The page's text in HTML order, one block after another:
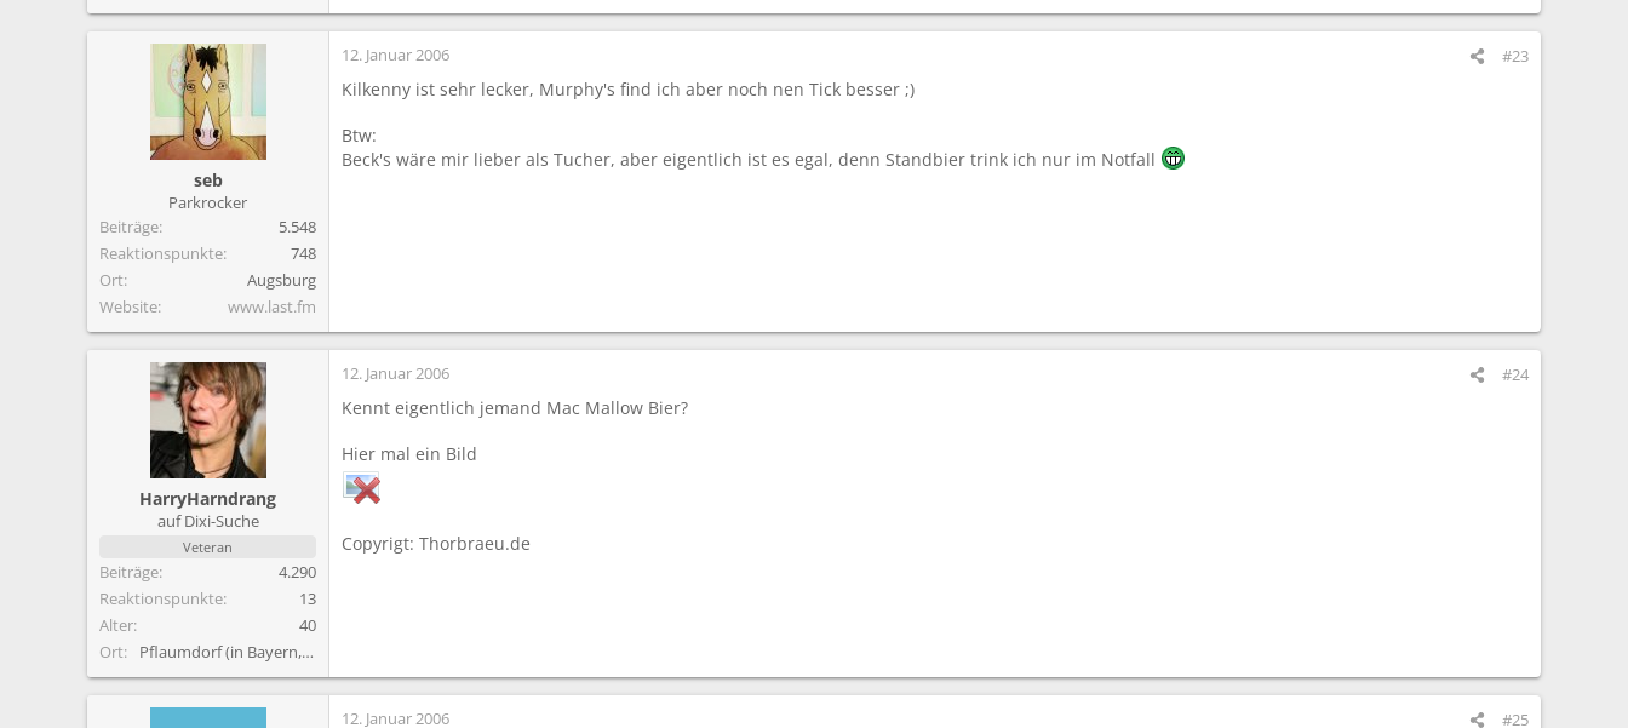
seb
Parkrocker
Beiträge
5.548
Reaktionspunkte
748
Ort
Augsburg
Website
www.last.fm
12. Januar 2006 #23
Kilkenny ist sehr lecker, Murphy's find ich aber noch nen Tick besser ;)
Btw:
Beck's wäre mir lieber als Tucher, aber eigentlich ist es egal, denn Standbier trink ich nur im Notfall
HarryHarndrang
auf Dixi-Suche
Veteran
Beiträge
4.290
Reaktionspunkte
13
Alter
40
Ort
Pflaumdorf (in Bayern, nähe Ammersee)
12. Januar 2006 #24
Kennt eigentlich jemand Mac Mallow Bier?
Hier mal ein Bild
Copyrigt: Thorbraeu.de
12. Januar 2006 #25